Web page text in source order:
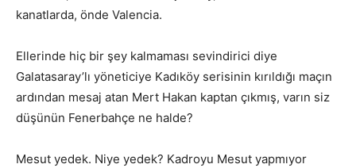
kanatlarda, önde Valencia.
Ellerinde hiç bir şey kalmaması sevindirici diye
Galatasaray’lı yöneticiye Kadıköy serisinin kırıldığı maçın
ardından mesaj atan Mert Hakan kaptan çıkmış, varın siz
düşünün Fenerbahçe ne halde?
Mesut yedek. Niye yedek? Kadroyu Mesut yapmıyor